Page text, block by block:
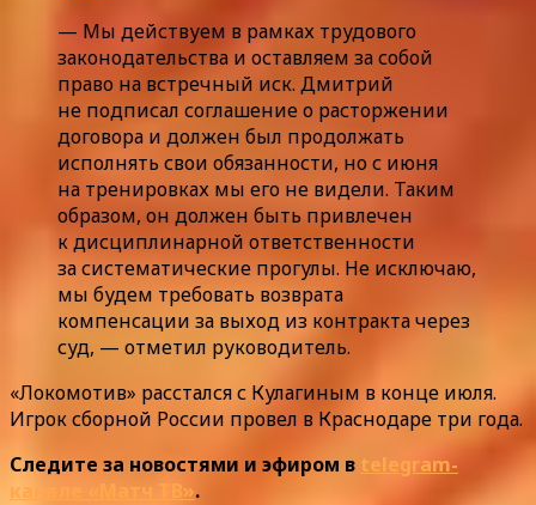
— Мы действуем в рамках трудового
законодательства и оставляем за собой
право на встречный иск. Дмитрий
не подписал соглашение о расторжении
договора и должен был продолжать
исполнять свои обязанности, но с июня
на тренировках мы его не видели. Таким
образом, он должен быть привлечен
к дисциплинарной ответственности
за систематические прогулы. Не исключаю,
мы будем требовать возврата
компенсации за выход из контракта через
суд, — отметил руководитель.
«Локомотив» расстался с Кулагиным в конце июля.
Игрок сборной России провел в Краснодаре три года.
Следите за новостями и эфиром в telegram-
канале «Матч ТВ».